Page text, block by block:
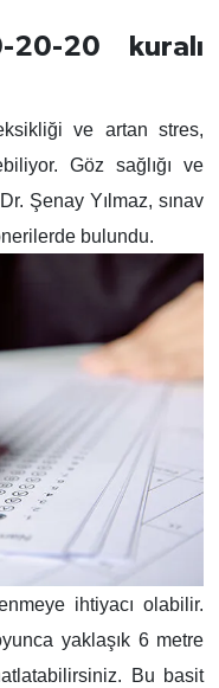
20-20 kuralı
ve artan stres,
Göz sağlığı ve
Şenay Yılmaz, sınav
bulundu.
ihtiyacı olabilir.
yaklaşık 6 metre
Bu basit